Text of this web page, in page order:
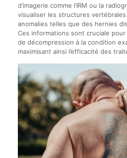
d’imagerie comme l’IRM ou la
visualiser les structures
anomalies telles que des hernies
Ces informations sont cruciale
de décompression à la condition
maximisant ainsi l’efficacité des